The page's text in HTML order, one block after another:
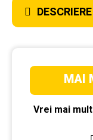
DESCRIERE
MAI
Vrei mai